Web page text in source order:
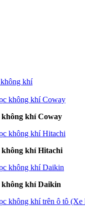
khí
khí Coway
không khí Hitachi
không khí Daikin